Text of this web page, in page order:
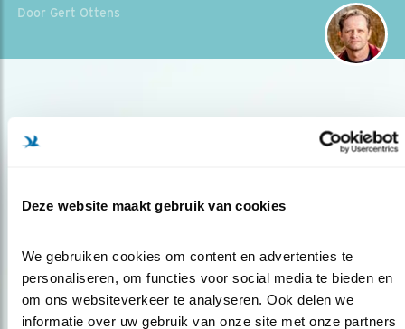
Deze website maakt gebruik van cookies
We gebruiken cookies om content en advertenties te
personaliseren, om functies voor social media te bieden en
om ons websiteverkeer te analyseren. Ook delen we
informatie over uw gebruik van onze site met onze partners
Door Gert Ottens
Meld je aan en ontvang nieuws, inspiratie, acties en tips
over vogels en activiteiten van Vogelbescherming.
AANMELDEN VOGELNIEUWS